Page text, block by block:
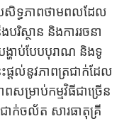
រសិទ្ធភាពថាមពលដែល
រិស្ថាន និងការរចនា
ហាប់បែបបុរាណ និងទូ
ផ្តល់នូវភាពត្រជាក់ដែល
សម្រាប់កម្មវិធីជាច្រើន
ជាក់ចល័ត សារធាតុគ្រី